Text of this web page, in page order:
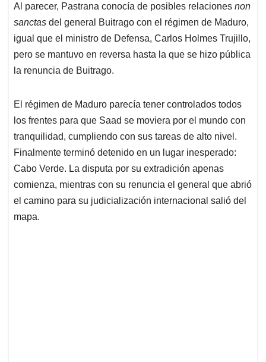
Al parecer, Pastrana conocía de posibles relaciones non
sanctas del general Buitrago con el régimen de Maduro,
igual que el ministro de Defensa, Carlos Holmes Trujillo,
pero se mantuvo en reversa hasta la que se hizo pública
la renuncia de Buitrago.
El régimen de Maduro parecía tener controlados todos
los frentes para que Saad se moviera por el mundo con
tranquilidad, cumpliendo con sus tareas de alto nivel.
Finalmente terminó detenido en un lugar inesperado:
Cabo Verde. La disputa por su extradición apenas
comienza, mientras con su renuncia el general que abrió
el camino para su judicialización internacional salió del
mapa.